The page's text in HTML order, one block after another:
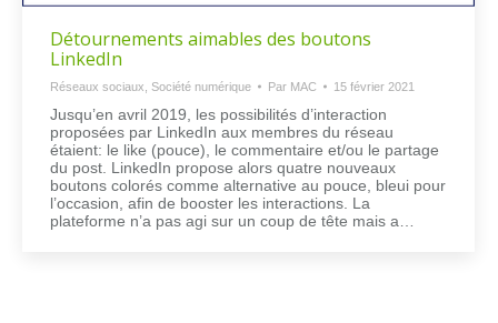
Détournements aimables des boutons
LinkedIn
Réseaux sociaux Société numérique Par MAC 15 février 2021
Jusqu’en avril 2019, les possibilités d’interaction
proposées par LinkedIn aux membres du réseau
étaient: le like (pouce), le commentaire et/ou le partage
du post. LinkedIn propose alors quatre nouveaux
boutons colorés comme alternative au pouce, bleui pour
l’occasion, afin de booster les interactions. La
plateforme n’a pas agi sur un coup de tête mais a…